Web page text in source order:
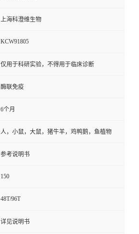
上海科澄维生物
KCW91805
仅用于科研实验，不得用于临床诊断
酶联免疫
6个月
人，小鼠，大鼠，猪牛羊，鸡鸭鹅，鱼植物
参考说明书
150
48T/96T
详见说明书